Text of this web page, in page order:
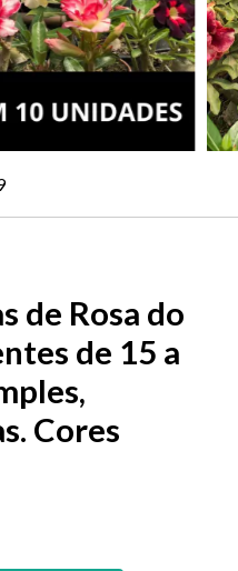
de Rosa do
de 15 a
Cores